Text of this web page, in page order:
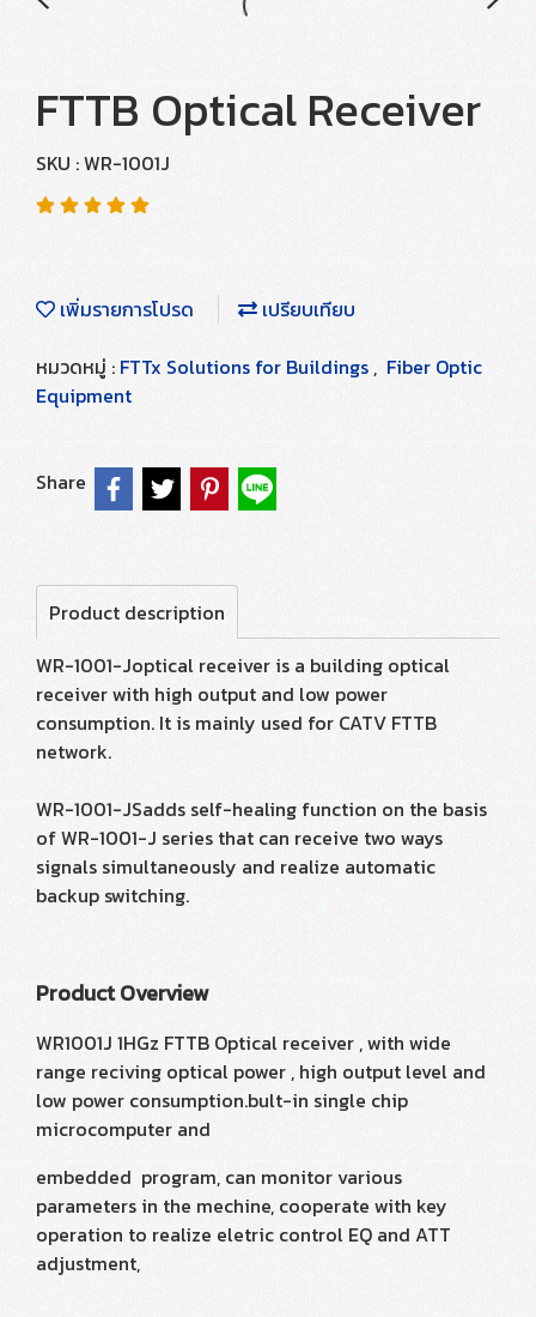
FTTB Optical Receiver
SKU : WR-1001J
เพิ่มรายการโปรด
เปรียบเทียบ
หมวดหมู่ : FTTx Solutions for Buildings , Fiber Optic
Equipment
Share
Product description
WR-1001-Joptical receiver is a building optical
receiver with high output and low power
consumption. It is mainly used for CATV FTTB
network.
WR-1001-JSadds self-healing function on the basis
of WR-1001-J series that can receive two ways
signals simultaneously and realize automatic
backup switching.
Product Overview
WR1001J 1HGz FTTB Optical receiver , with wide
range reciving optical power , high output level and
low power consumption.bult-in single chip
microcomputer and
embedded program, can monitor various
parameters in the mechine, cooperate with key
operation to realize eletric control EQ and ATT
adjustment,